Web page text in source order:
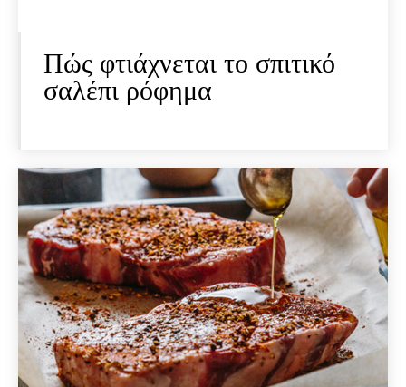
Πώς φτιάχνεται το σπιτικό
σαλέπι ρόφημα